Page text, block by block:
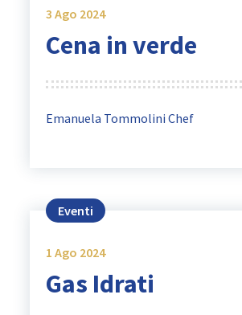
3 Ago 2024
Cena in verde
Emanuela Tommolini Chef
Eventi
1 Ago 2024
Gas Idrati